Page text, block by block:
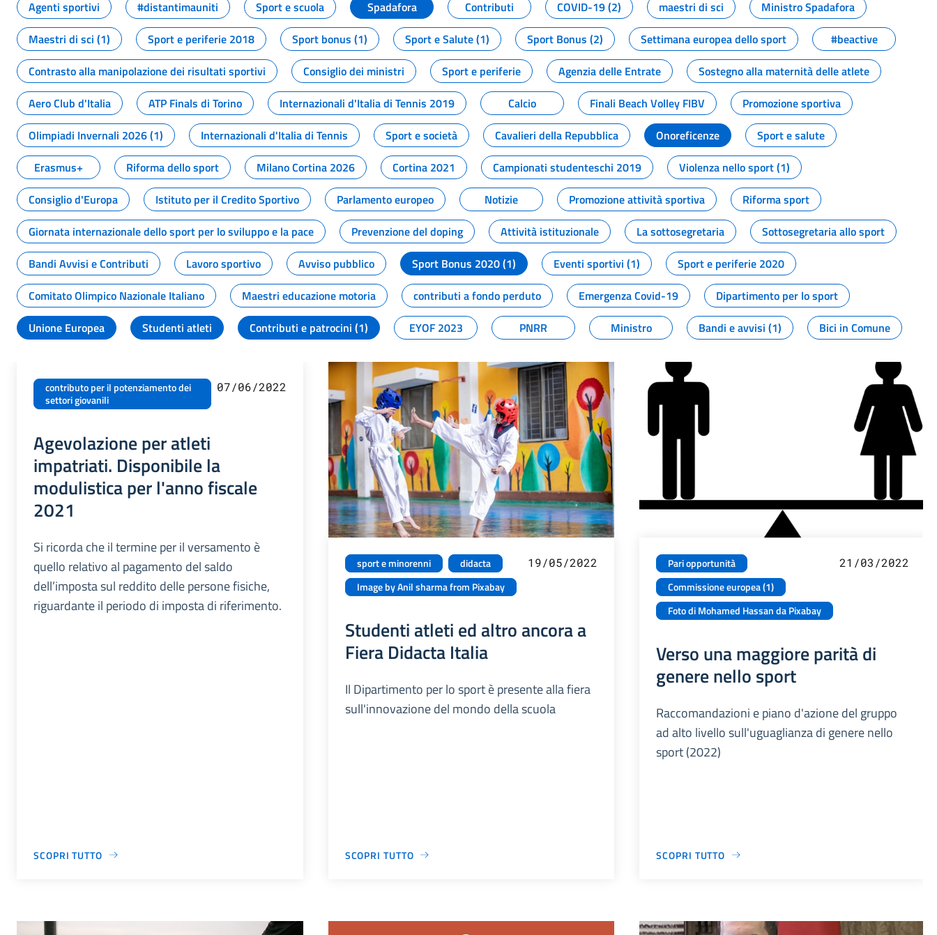
Agenti sportivi
#distantimauniti Sport e scuola Spadafora Contributi COVID-19 (2) maestri di sci
Ministro Spadafora
Maestri di sci (1)
Sport e periferie 2018 Sport bonus (1) Sport e Salute (1) Sport Bonus (2) Settimana europea dello sport
#beactive
Contrasto alla manipolazione dei risultati sportivi
Consiglio dei ministri Sport e periferie Agenzia delle Entrate
Sostegno alla maternità delle atlete
Aero Club d'Italia
ATP Finals di Torino Internazionali d'Italia di Tennis 2019 Calcio Finali Beach Volley FIBV
Promozione sportiva
Olimpiadi Invernali 2026 (1)
Internazionali d'Italia di Tennis Sport e società Cavalieri della Repubblica Onoreficenze
Sport e salute
Erasmus+
Riforma dello sport Milano Cortina 2026 Cortina 2021 Campionati studenteschi 2019
Violenza nello sport (1)
Consiglio d'Europa
Istituto per il Credito Sportivo Parlamento europeo Notizie Promozione attività sportiva
Riforma sport
Giornata internazionale dello sport per lo sviluppo e la pace
Prevenzione del doping Attività istituzionale La sottosegretaria
Sottosegretaria allo sport
Bandi Avvisi e Contributi
Lavoro sportivo Avviso pubblico Sport Bonus 2020 (1) Eventi sportivi (1)
Sport e periferie 2020
Comitato Olimpico Nazionale Italiano
Maestri educazione motoria contributi a fondo perduto Emergenza Covid-19
Dipartimento per lo sport
Unione Europea
Studenti atleti Contributi e patrocini (1) EYOF 2023 PNRR Ministro Bandi e avvisi (1) Bici in Comune
contributo per il potenziamento dei
settori giovanili
07/06/2022
Agevolazione per atleti
impatriati. Disponibile la
modulistica per l'anno fiscale
2021
Si ricorda che il termine per il versamento è
quello relativo al pagamento del saldo
dell’imposta sul reddito delle persone fisiche,
riguardante il periodo di imposta di riferimento.
SCOPRI TUTTO
sport e minorenni
didacta
Image by Anil sharma from Pixabay
19/05/2022
Studenti atleti ed altro ancora a
Fiera Didacta Italia
Il Dipartimento per lo sport è presente alla fiera
sull'innovazione del mondo della scuola
SCOPRI TUTTO
Pari opportunità
Commissione europea (1)
Foto di Mohamed Hassan da Pixabay
21/03/2022
Verso una maggiore parità di
genere nello sport
Raccomandazioni e piano d'azione del gruppo
ad alto livello sull'uguaglianza di genere nello
sport (2022)
SCOPRI TUTTO